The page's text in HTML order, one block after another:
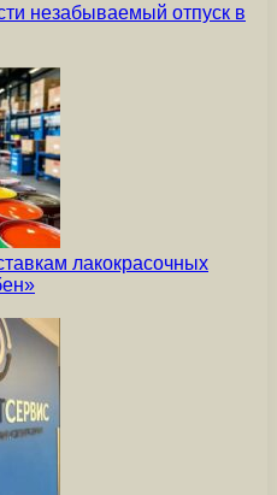
незабываемый отпуск в
лакокрасочных